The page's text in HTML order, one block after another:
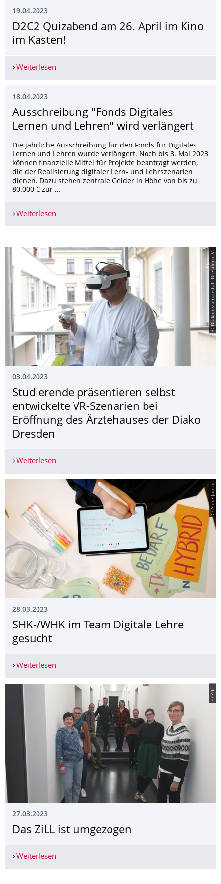
19.04.2023
D2C2 Quizabend am 26. April im Kino
im Kasten!
Weiterlesen
18.04.2023
Ausschreibung "Fonds Digitales
Lernen und Lehren" wird verlängert
Die jährliche Ausschreibung für den Fonds für Digitales
Lernen und Lehren wurde verlängert. Noch bis 8. Mai 2023
können finanzielle Mittel für Projekte beantragt werden,
die der Realisierung digitaler Lern- und Lehrszenarien
dienen. Dazu stehen zentrale Gelder in Höhe von bis zu
80.000 € zur …
Weiterlesen
© Diakonissenanstalt Dresden e.V.
03.04.2023
Studierende präsentieren selbst
entwickelte VR-Szenarien bei
Eröffnung des Ärztehauses der Diako
Dresden
Weiterlesen
© Anne Jantos
28.03.2023
SHK-/WHK im Team Digitale Lehre
gesucht
Weiterlesen
© ZiLL
27.03.2023
Das ZiLL ist umgezogen
Weiterlesen